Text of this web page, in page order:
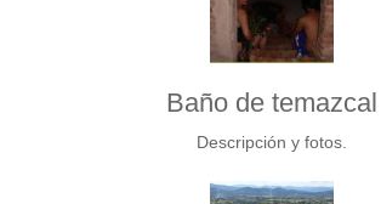
Baño de temazcal
Descripción y fotos.